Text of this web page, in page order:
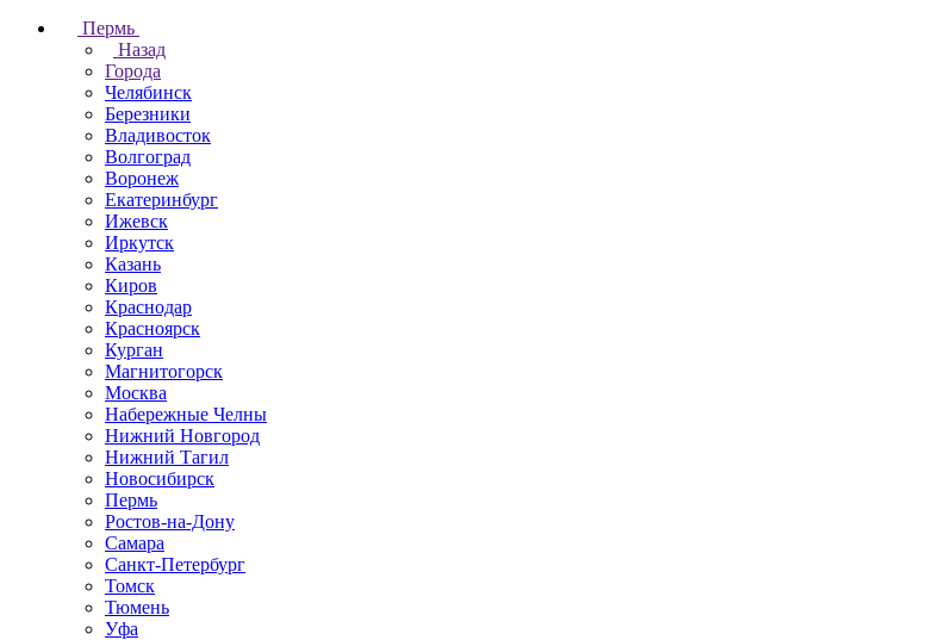
Пермь
Назад
Города
Челябинск
Березники
Владивосток
Волгоград
Воронеж
Екатеринбург
Ижевск
Иркутск
Казань
Киров
Краснодар
Красноярск
Курган
Магнитогорск
Москва
Набережные Челны
Нижний Новгород
Нижний Тагил
Новосибирск
Пермь
Ростов-на-Дону
Самара
Санкт-Петербург
Томск
Тюмень
Уфа